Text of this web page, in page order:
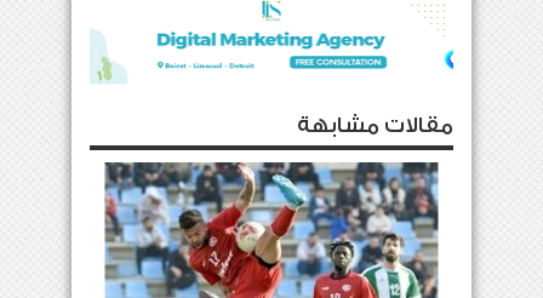
مقالات مشابهة